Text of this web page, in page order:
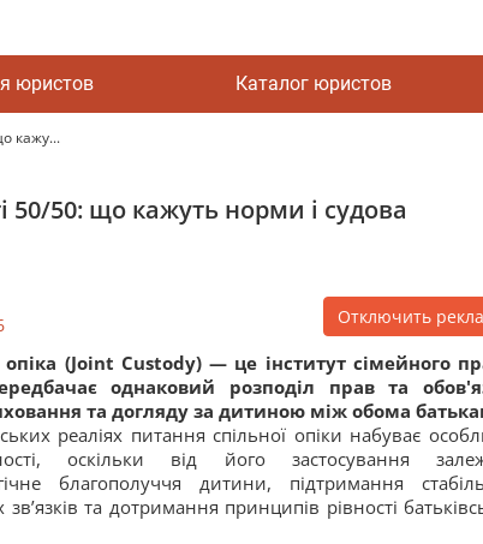
юристов Каталог юристов
кажу...
50/50: що кажуть норми і судова
Отключить
опіка (Joint Custody) — це інститут сімейного
однаковий розподіл прав та
та догляду за дитиною між обома
реаліях питання спільної опіки набуває
оскільки від його застосування
благополуччя дитини, підтримання
зв’язків та дотримання принципів рівності